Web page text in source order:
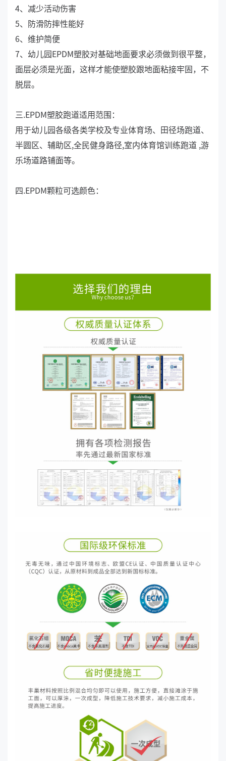
4、减少活动伤害
5、防滑防摔性能好
6、维护简便
7、幼儿园EPDM塑胶对基础地面要求必须做到很平整，
面层必须是光面，这样才能使塑胶跟地面粘接牢固，不
脱层。
三.EPDM塑胶跑道适用范围：
用于幼儿园各级各类学校及专业体育场、田径场跑道、
半圆区、辅助区,全民健身路径,室内体育馆训练跑道 ,游
乐场道路铺面等。
四.EPDM颗粒可选颜色：